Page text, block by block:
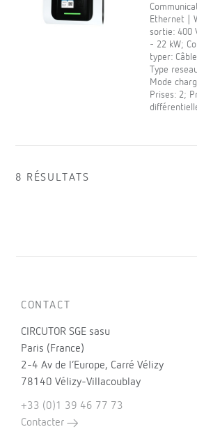
Ethernet |
sortie: 400
- 22 kW;
typer:
Type
Mode
Prises: 2;
8 RÉSULTATS
CONTACT
CIRCUTOR SGE sasu
Paris (France)
2-4 Av de l’Europe, Carré Vélizy
78140 Vélizy-Villacoublay
+33 (0)1 39 46 77 73
Contacter